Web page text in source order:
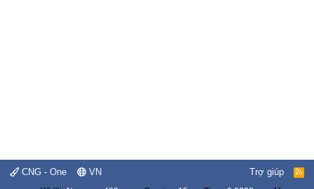
CNG - One VN Trợ giúp
R